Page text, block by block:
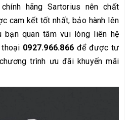
hãng Sartorius nên chất
cam kết tốt nhất, bảo hành lên
bạn quan tâm vui lòng liên hệ
0927.966.866 để được tư
trình ưu đãi khuyến mãi